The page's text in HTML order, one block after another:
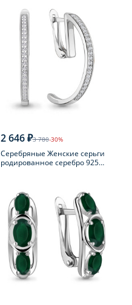
2 646 ₽3 780-30%
Серебряные Женские серьги
родированное серебро 925